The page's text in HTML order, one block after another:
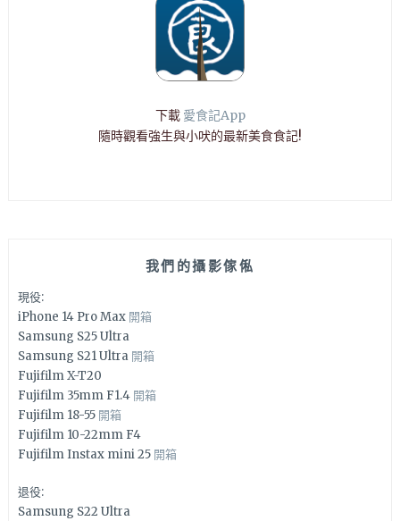
下載 愛食記App
隨時觀看強生與小吠的最新美食食記!
我們的攝影傢俬
現役:
iPhone 14 Pro Max 開箱
Samsung S25 Ultra
Samsung S21 Ultra 開箱
Fujifilm X-T20
Fujifilm 35mm F1.4 開箱
Fujifilm 18-55 開箱
Fujifilm 10-22mm F4
Fujifilm Instax mini 25 開箱
退役:
Samsung S22 Ultra